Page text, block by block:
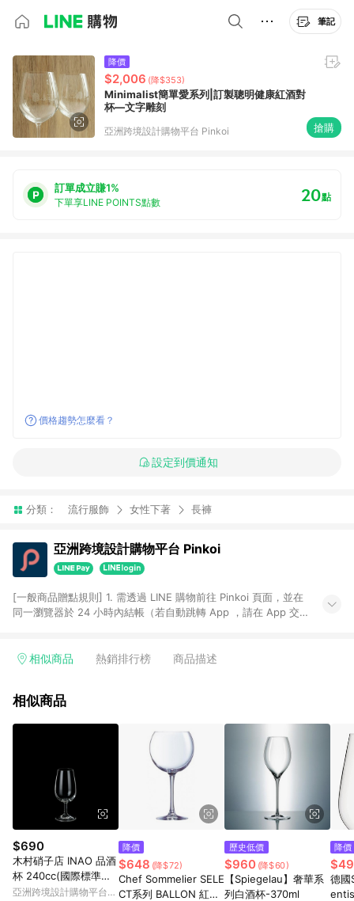
筆記
降價
$2,006 (降$353)
Minimalist簡單愛系列|訂製聰明健康紅酒對
杯—文字雕刻
亞洲跨境設計購物平台 Pinkoi 搶購
訂單成立賺1%
下單享LINE POINTS點數 20點
價格趨勢怎麼看？
設定到價通知
分類： 流行服飾 女性下著 長褲
亞洲跨境設計購物平台 Pinkoi
[一般商品贈點規則] 1. 需透過 LINE 購物前往 Pinkoi 頁面，並在
同一瀏覽器於 24 小時內結帳（若自動跳轉 App ，請在 App 交
回饋訂單不得享有 Pinkoi 站方優惠，例如首購優惠，P coins，
行為，不具贈點資格，部分退款不在此限。 6. APP 請更新至
貨後 45 天後發送。 8. 群眾募資商品，禮物卡，開館保證金，補
運費，攤位費等不具贈點資格。 9. LINE 購物站上之商品規格、
顏色、價位、贈品如與 Pinkoi 商品資訊頁及購物車不符，以
Pinkoi 購物商品資訊頁及購物車標示為準。 10. 點數紅包使用規
則請以點數紅包活動說明為準。 11. 若於 LINE 購物前往 Pinkoi
頁面後才首次下載 Pinkoi APP 並完成訂單，不符合導購資格；承
上，首次下載 Pinkoi APP 後，需透過 LINE 購物前往 Pinkoi 頁
面，方享導購資格。
相似商品 熱銷排行榜 商品描述
相似商品
$690
木村硝子店 INAO 品酒
杯 240cc(國際標準品
酒杯)
亞洲跨境設計購物平台
降價
$648 (降$72)
Chef Sommelier SELE
CT系列 BALLON 紅酒
歷史低價
$960 (降$60)
【Spiegelau】奢華系
列白酒杯-370ml
降價
德